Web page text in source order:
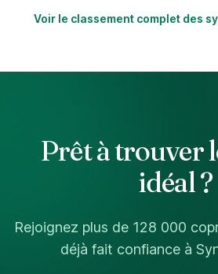
Voir le classement complet des
Prêt à trouver
idéal ?
Rejoignez plus de 128 000
déjà fait confiance à